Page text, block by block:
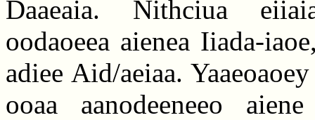
Daaeaia. Nithciua
oodaoeea aienea Iiada-
adiee Aid/aeiaa.
ooaa aanodeeneeo